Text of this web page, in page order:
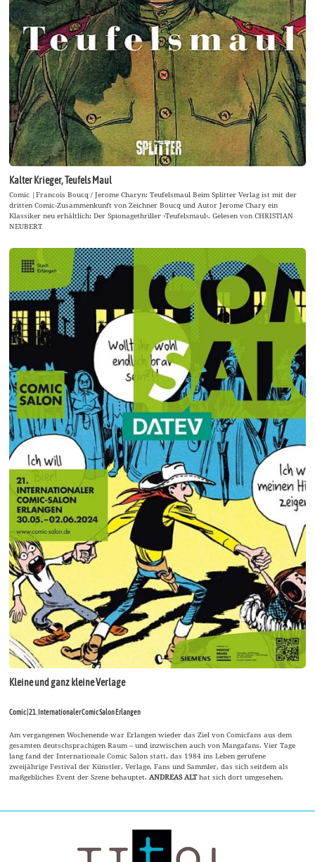
Kalter Krieger, Teufels Maul
Comic |Francois Boucq / Jerome Charyn: Teufelsmaul Beim Splitter Verlag ist mit der
dritten Comic-Zusammenkunft von Zeichner Boucq und Autor Jerome Chary ein
Klassiker neu erhältlich: Der Spionagethriller ›Teufelsmaul‹. Gelesen von CHRISTIAN
NEUBERT
Kleine und ganz kleine Verlage
Comic | 21. Internationaler Comic Salon Erlangen
Am vergangenen Wochenende war Erlangen wieder das Ziel von Comicfans aus dem
gesamten deutschsprachigen Raum – und inzwischen auch von Mangafans. Vier Tage
lang fand der Internationale Comic Salon statt, das 1984 ins Leben gerufene
zweijährige Festival der Künstler, Verlage, Fans und Sammler, das sich seitdem als
maßgebliches Event der Szene behauptet.ANDREAS ALThat sich dort umgesehen.